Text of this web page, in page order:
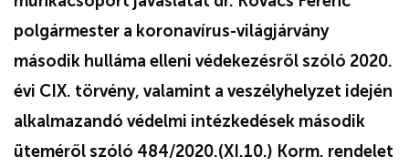
polgármester a koronavírus-világjárvány
második hulláma elleni védekezésről szóló 2020.
évi CIX. törvény, valamint a veszélyhelyzet idején
alkalmazandó védelmi intézkedések második
üteméről szóló 484/2020.(XI.10.) Korm. rendelet